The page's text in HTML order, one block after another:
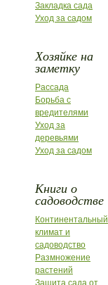
Закладка сада
Уход за садом
Хозяйке на
заметку
Рассада
Борьба с
вредителями
Уход за
деревьями
Уход за садом
Книги о
садоводстве
Континентальный
климат и
садоводство
Размножение
растений
Защита сада от